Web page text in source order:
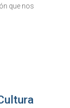
que nos